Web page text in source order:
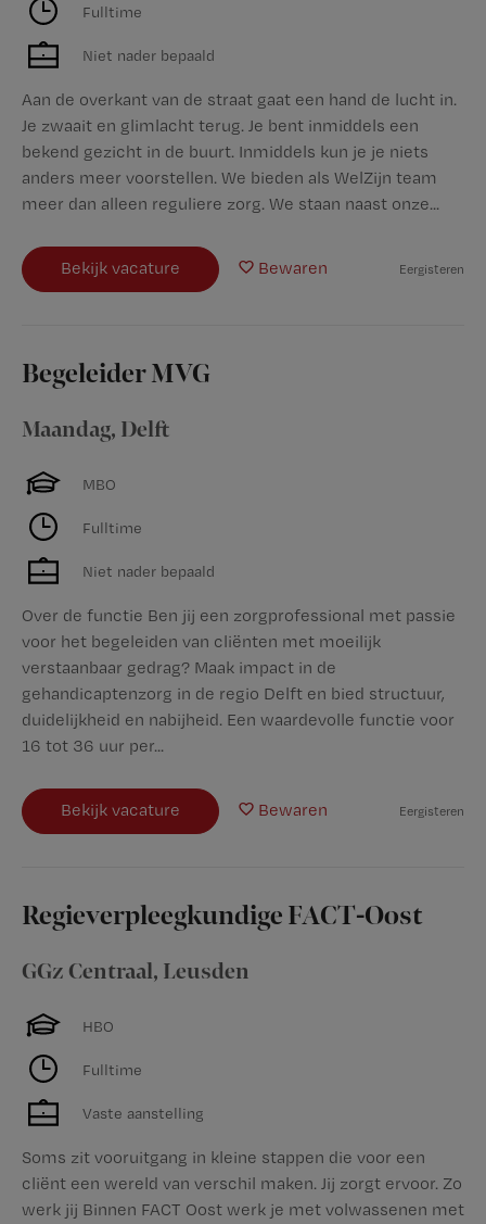
Fulltime
Niet nader bepaald
Aan de overkant van de straat gaat een hand de lucht in.
Je zwaait en glimlacht terug. Je bent inmiddels een
bekend gezicht in de buurt. Inmiddels kun je je niets
anders meer voorstellen. We bieden als WelZijn team
meer dan alleen reguliere zorg. We staan naast onze...
Bekijk vacature Bewaren Eergisteren
Begeleider MVG
Maandag, Delft
MBO
Fulltime
Niet nader bepaald
Over de functie Ben jij een zorgprofessional met passie
voor het begeleiden van cliënten met moeilijk
verstaanbaar gedrag? Maak impact in de
gehandicaptenzorg in de regio Delft en bied structuur,
duidelijkheid en nabijheid. Een waardevolle functie voor
16 tot 36 uur per...
Bekijk vacature Bewaren Eergisteren
Regieverpleegkundige FACT-Oost
GGz Centraal, Leusden
HBO
Fulltime
Vaste aanstelling
Soms zit vooruitgang in kleine stappen die voor een
cliënt een wereld van verschil maken. Jij zorgt ervoor. Zo
werk jij Binnen FACT Oost werk je met volwassenen met